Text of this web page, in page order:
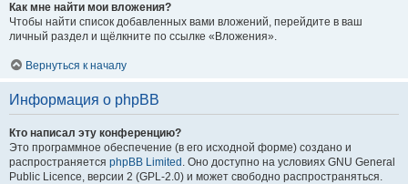
Как мне найти мои вложения?
Чтобы найти список добавленных вами вложений, перейдите в ваш
личный раздел и щёлкните по ссылке «Вложения».
Вернуться к началу
Информация о phpBB
Кто написал эту конференцию?
Это программное обеспечение (в его исходной форме) создано и
распространяется phpBB Limited . Оно доступно на условиях GNU General
Public Licence, версии 2 (GPL-2.0) и может свободно распространяться.